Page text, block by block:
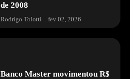
de 2008
Rodrigo Tolotti . fev 02, 2026
Banco Master movimentou R$